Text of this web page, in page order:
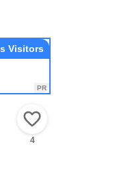
Visitors
4